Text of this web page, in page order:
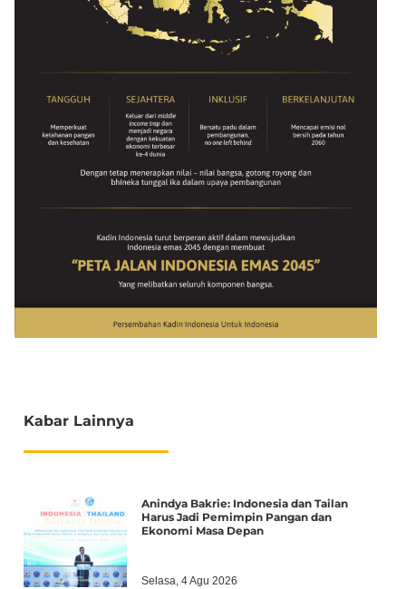
Kabar Lainnya
Anindya Bakrie: Indonesia dan Tailan
Harus Jadi Pemimpin Pangan dan
Ekonomi Masa Depan
Selasa, 4 Agu 2026